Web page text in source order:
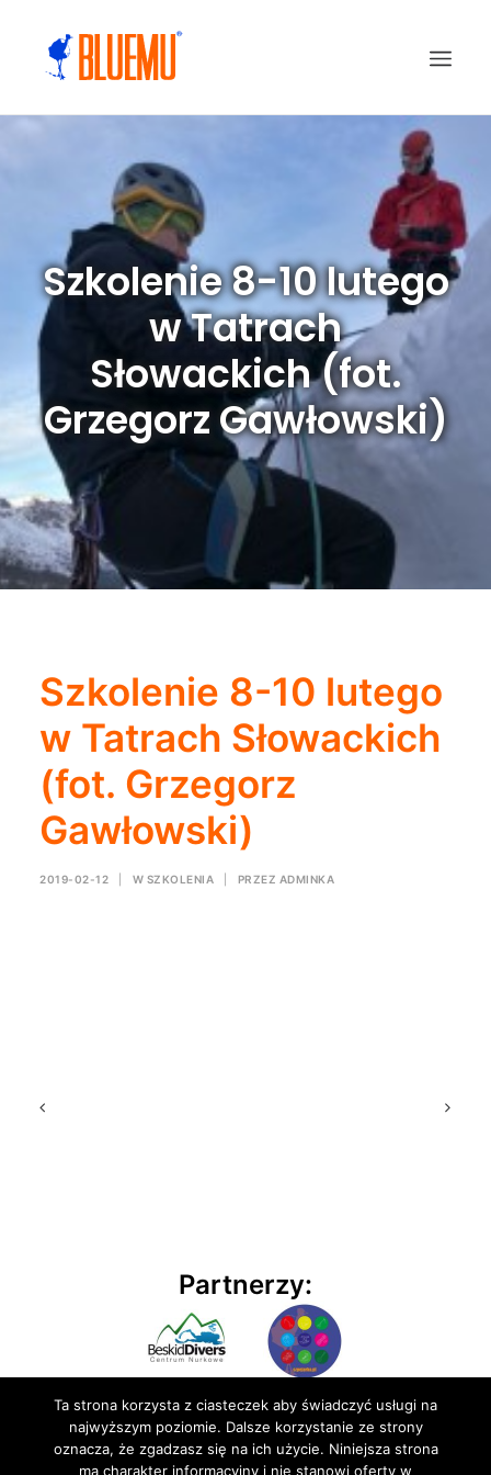
Szkolenie 8-10 lutego
w Tatrach
Słowackich (fot.
Grzegorz Gawłowski)
Szkolenie 8-10 lutego
w Tatrach Słowackich
(fot. Grzegorz
Gawłowski)
2019-02-12 W SZKOLENIA PRZEZ ADMINKA
Partnerzy:
Ta strona korzysta z ciasteczek aby świadczyć usługi na
najwyższym poziomie. Dalsze korzystanie ze strony
oznacza, że zgadzasz się na ich użycie. Niniejsza strona
ma charakter informacyjny i nie stanowi oferty w